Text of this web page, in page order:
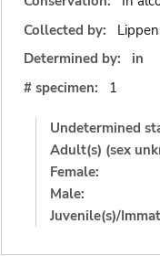
Collected by:
Determined by:
in
# specimen:
1
Undetermined
Adult(s) (sex
Female:
Male:
Juvenile(s)/